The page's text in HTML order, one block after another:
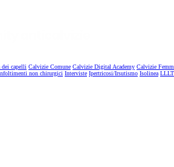
capelli Calvizie Comune Calvizie Digital Academy Calvizie
non chirurgici Interviste Ipertricosi/Irsutismo Isolinea LLLT